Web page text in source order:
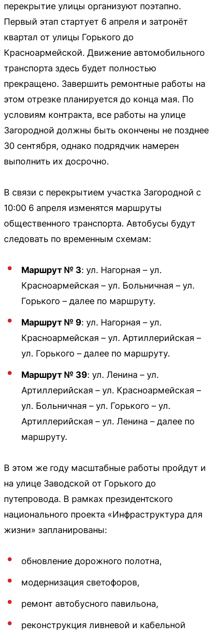
перекрытие улицы организуют поэтапно.
Первый этап стартует 6 апреля и затронёт
квартал от улицы Горького до
Красноармейской. Движение автомобильного
транспорта здесь будет полностью
прекращено. Завершить ремонтные работы на
этом отрезке планируется до конца мая. По
условиям контракта, все работы на улице
Загородной должны быть окончены не позднее
30 сентября, однако подрядчик намерен
выполнить их досрочно.
В связи с перекрытием участка Загородной с
10:00 6 апреля изменятся маршруты
общественного транспорта. Автобусы будут
следовать по временным схемам:
Маршрут № 3: ул. Нагорная – ул.
Красноармейская – ул. Больничная – ул.
Горького – далее по маршруту.
Маршрут № 9: ул. Нагорная – ул.
Красноармейская – ул. Артиллерийская –
ул. Горького – далее по маршруту.
Маршрут № 39: ул. Ленина – ул.
Артиллерийская – ул. Красноармейская –
ул. Больничная – ул. Горького – ул.
Артиллерийская – ул. Ленина – далее по
маршруту.
В этом же году масштабные работы пройдут и
на улице Заводской от Горького до
путепровода. В рамках президентского
национального проекта «Инфраструктура для
жизни» запланированы:
обновление дорожного полотна,
модернизация светофоров,
ремонт автобусного павильона,
реконструкция ливневой и кабельной